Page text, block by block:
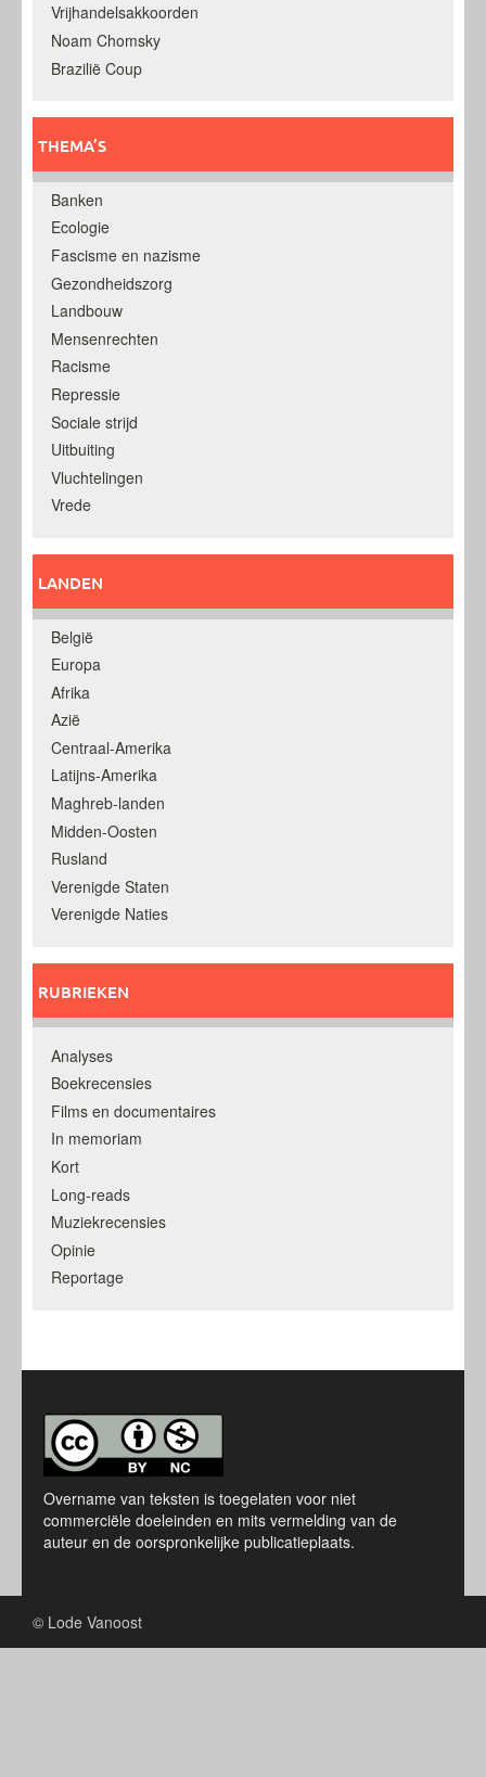
Vrijhandelsakkoorden
Noam Chomsky
Brazilië Coup
THEMA’S
Banken
Ecologie
Fascisme en nazisme
Gezondheidszorg
Landbouw
Mensenrechten
Racisme
Repressie
Sociale strijd
Uitbuiting
Vluchtelingen
Vrede
LANDEN
België
Europa
Afrika
Azië
Centraal-Amerika
Latijns-Amerika
Maghreb-landen
Midden-Oosten
Rusland
Verenigde Staten
Verenigde Naties
RUBRIEKEN
Analyses
Boekrecensies
Films en documentaires
In memoriam
Kort
Long-reads
Muziekrecensies
Opinie
Reportage
Overname van teksten is toegelaten voor niet
commerciële doeleinden en mits vermelding van de
auteur en de oorspronkelijke publicatieplaats.
© Lode Vanoost